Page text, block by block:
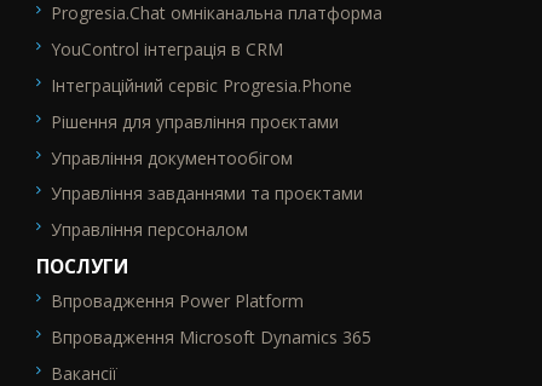
Progresia.Chat омніканальна платформа
YouControl інтеграція в CRM
Інтеграційний сервіс Progresia.Phone
Рішення для управління проєктами
Управління документообігом
Управління завданнями та проєктами
Управління персоналом
ПОСЛУГИ
SEO_FTR2
Впровадження Power Platform
Впровадження Microsoft Dynamics 365
Вакансії